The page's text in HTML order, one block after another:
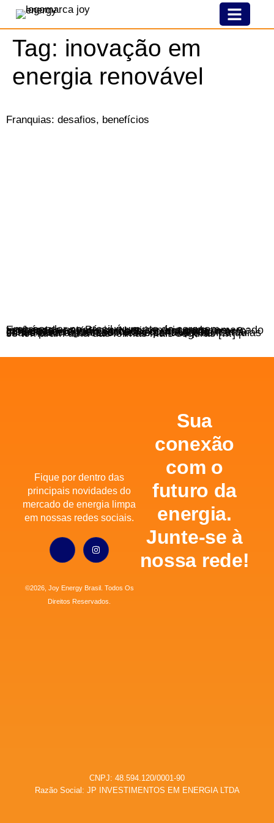
Tag: inovação em
energia renovável
Franquias: desafios, benefícios
Empreender no Brasil é um ato de coragem — e também de estratégia. Num cenário onde o mercado está cada vez mais competitivo, encontrar um modelo de negócio validado, com suporte, marca consolidada e mercado em expansão pode ser a chave para o sucesso. Nesse contexto, as franquias se tornaram uma das formas mais seguras […]
Fique por dentro das
principais novidades do
mercado de energia limpa
em nossas redes sociais.
©2026, Joy Energy Brasil. Todos Os
Direitos Reservados.
Sua
conexão
com o
futuro da
energia.
Junte-se à
nossa rede!
CNPJ: 48.594.120/0001-90
Razão Social: JP INVESTIMENTOS EM ENERGIA LTDA